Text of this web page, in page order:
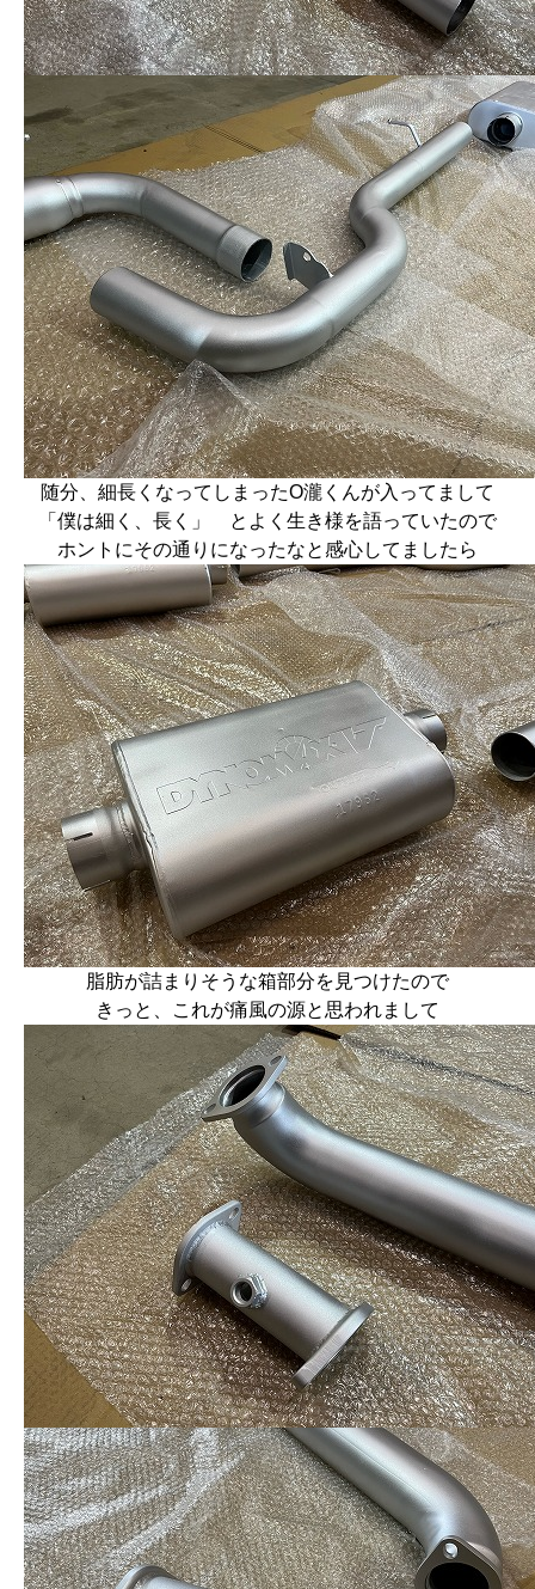
随分、細長くなってしまったO瀧くんが入ってまして
「僕は細く、長く」 とよく生き様を語っていたので
ホントにその通りになったなと感心してましたら
脂肪が詰まりそうな箱部分を見つけたので
きっと、これが痛風の源と思われまして